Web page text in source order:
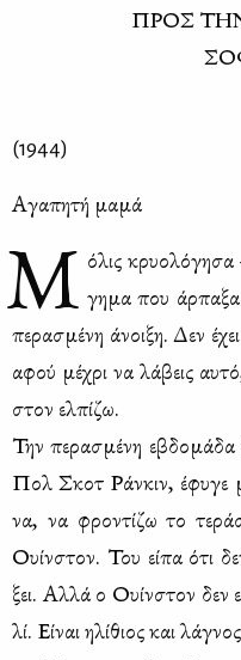
ΠΡΟΣ
(1944)
Αγα­πη­τή μα­μά
Μ όλις
γη­μα που
πε­ρα­σμέ­νη άνοι­ξη. Δεν
αφού μέ­χρι να λά­βεις
στον ελ­πί­ζω.
Την πε­ρα­σμέ­νη εβδο­μά­δα
Πολ Σκοτ Ράν­κιν, έφυ­γε
να, να φρο­ντί­ζω το
Ουίν­στον. Του εί­πα ότι
ξει. Αλ­λά ο Ουίν­στον δεν
λί. Εί­ναι ηλί­θιος και